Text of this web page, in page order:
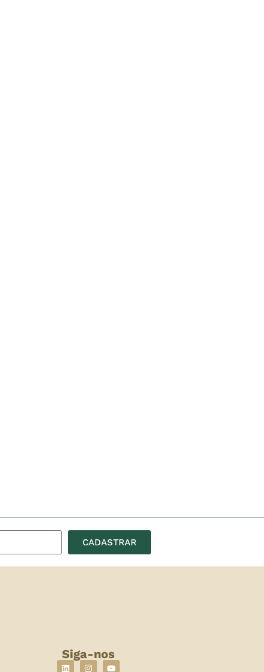
CADASTRAR
Siga-nos